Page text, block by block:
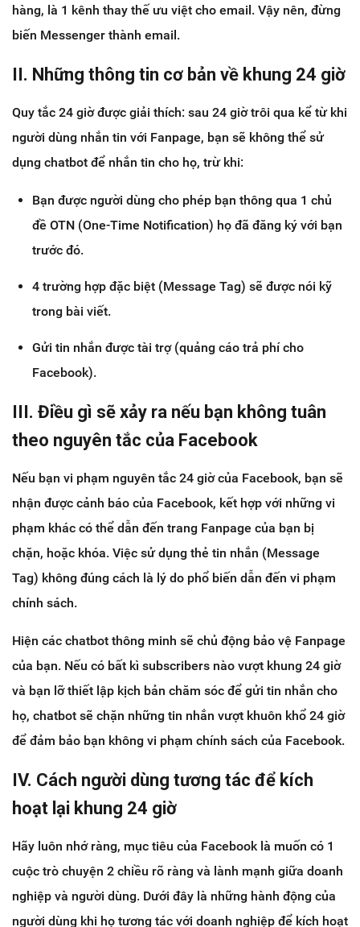
hàng, là 1 kênh thay thế ưu việt cho email. Vậy nên, đừng
biến Messenger thành email.
II. Những thông tin cơ bản về khung 24 giờ
Quy tắc 24 giờ được giải thích: sau 24 giờ trôi qua kể từ khi
người dùng nhắn tin với Fanpage, bạn sẽ không thể sử
dụng chatbot để nhắn tin cho họ, trừ khi:
Bạn được người dùng cho phép bạn thông qua 1 chủ
đề OTN (One-Time Notification) họ đã đăng ký với bạn
trước đó.
4 trường hợp đặc biệt (Message Tag) sẽ được nói kỹ
trong bài viết.
Gửi tin nhắn được tài trợ (quảng cáo trả phí cho
Facebook).
III. Điều gì sẽ xảy ra nếu bạn không tuân
theo nguyên tắc của Facebook
Nếu bạn vi phạm nguyên tắc 24 giờ của Facebook, bạn sẽ
nhận được cảnh báo của Facebook, kết hợp với những vi
phạm khác có thể dẫn đến trang Fanpage của bạn bị
chặn, hoặc khóa. Việc sử dụng thẻ tin nhắn (Message
Tag) không đúng cách là lý do phổ biến dẫn đến vi phạm
chính sách.
Hiện các chatbot thông minh sẽ chủ động bảo vệ Fanpage
của bạn. Nếu có bất kì subscribers nào vượt khung 24 giờ
và bạn lỡ thiết lập kịch bản chăm sóc để gửi tin nhắn cho
họ, chatbot sẽ chặn những tin nhắn vượt khuôn khổ 24 giờ
để đảm bảo bạn không vi phạm chính sách của Facebook.
IV. Cách người dùng tương tác để kích
hoạt lại khung 24 giờ
Hãy luôn nhớ ràng, mục tiêu của Facebook là muốn có 1
cuộc trò chuyện 2 chiều rõ ràng và lành mạnh giữa doanh
nghiệp và người dùng. Dưới đây là những hành động của
người dùng khi họ tương tác với doanh nghiệp để kích hoạt